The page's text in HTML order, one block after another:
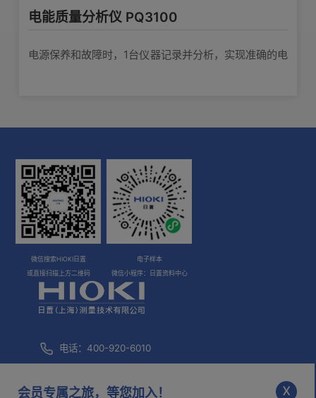
会员专属之旅，等您加入！ x
电能质量分析仪 PQ3100
电源保养和故障时，1台仪器记录并分析，实现准确的电
微信搜索HIOKI日置
或直接扫描上方二维码
电子样本
微信小程序：日置资料中心
电话：400-920-6010